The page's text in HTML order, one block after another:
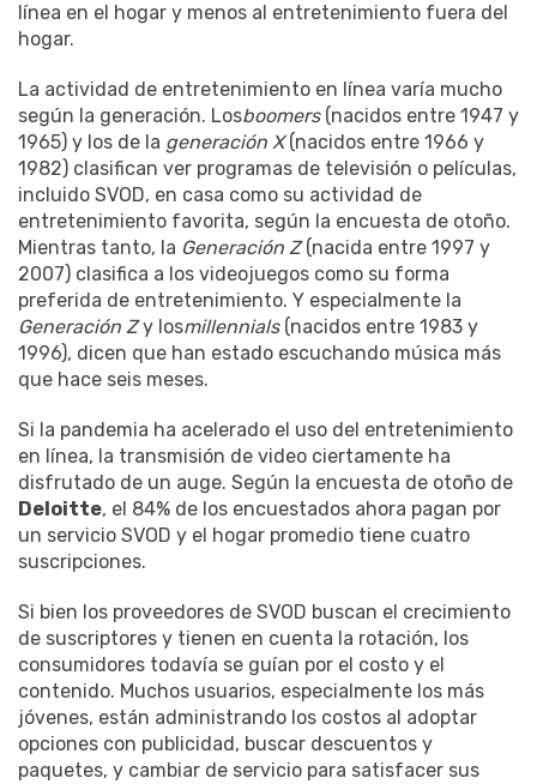
línea en el hogar y menos al entretenimiento fuera del
hogar.
La actividad de entretenimiento en línea varía mucho
según la generación. Losboomers(nacidos entre 1947 y
1965) y los de la generación X(nacidos entre 1966 y
1982) clasifican ver programas de televisión o películas,
incluido SVOD, en casa como su actividad de
entretenimiento favorita, según la encuesta de otoño.
Mientras tanto, la Generación Z(nacida entre 1997 y
2007) clasifica a los videojuegos como su forma
preferida de entretenimiento. Y especialmente la
Generación Zy losmillennials(nacidos entre 1983 y
1996), dicen que han estado escuchando música más
que hace seis meses.
Si la pandemia ha acelerado el uso del entretenimiento
en línea, la transmisión de video ciertamente ha
disfrutado de un auge. Según la encuesta de otoño de
Deloitte, el 84% de los encuestados ahora pagan por
un servicio SVOD y el hogar promedio tiene cuatro
suscripciones.
Si bien los proveedores de SVOD buscan el crecimiento
de suscriptores y tienen en cuenta la rotación, los
consumidores todavía se guían por el costo y el
contenido. Muchos usuarios, especialmente los más
jóvenes, están administrando los costos al adoptar
opciones con publicidad, buscar descuentos y
paquetes, y cambiar de servicio para satisfacer sus